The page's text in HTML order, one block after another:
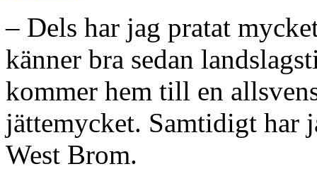
– Dels har jag pratat
känner bra sedan
kommer hem till en
jättemycket. Samtidigt har
West Brom.